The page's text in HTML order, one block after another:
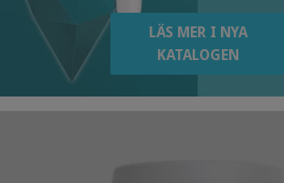
LÄS MER I NYA
KATALOGEN